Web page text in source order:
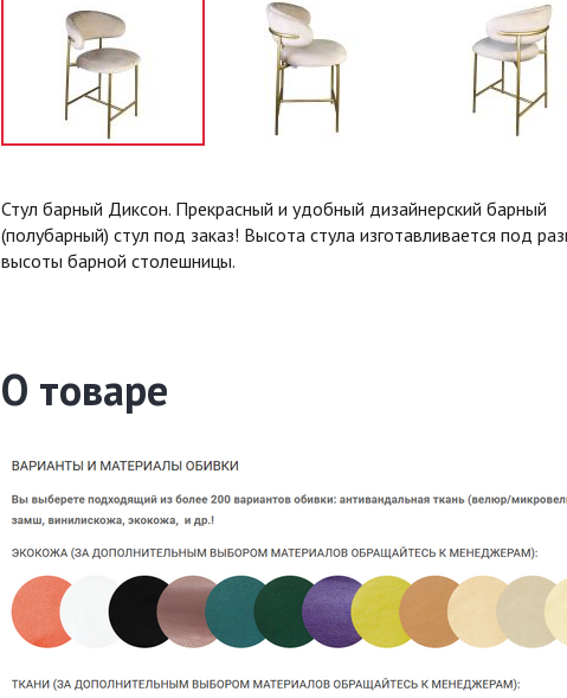
Стул барный Диксон. Прекрасный и удобный дизайнерский барный
(полубарный) стул под заказ! Высота стула изготавливается под
высоты барной столешницы.
О товаре